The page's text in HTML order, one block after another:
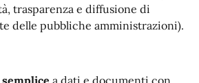
trasparenza e diffusione di
delle pubbliche amministrazioni).
semplice a dati e documenti con